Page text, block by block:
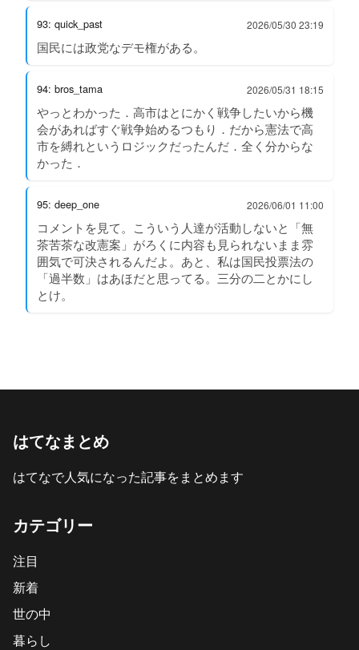
93: quick_past 2026/05/30 23:19
国民には政党なデモ権がある。
94: bros_tama 2026/05/31 18:15
やっとわかった．高市はとにかく戦争したいから機
会があればすぐ戦争始めるつもり．だから憲法で高
市を縛れというロジックだったんだ．全く分からな
かった．
95: deep_one 2026/06/01 11:00
コメントを見て。こういう人達が活動しないと「無
茶苦茶な改憲案」がろくに内容も見られないまま雰
囲気で可決されるんだよ。あと、私は国民投票法の
「過半数」はあほだと思ってる。三分の二とかにし
とけ。
はてなまとめ
はてなで人気になった記事をまとめます
カテゴリー
注目
新着
世の中
暮らし